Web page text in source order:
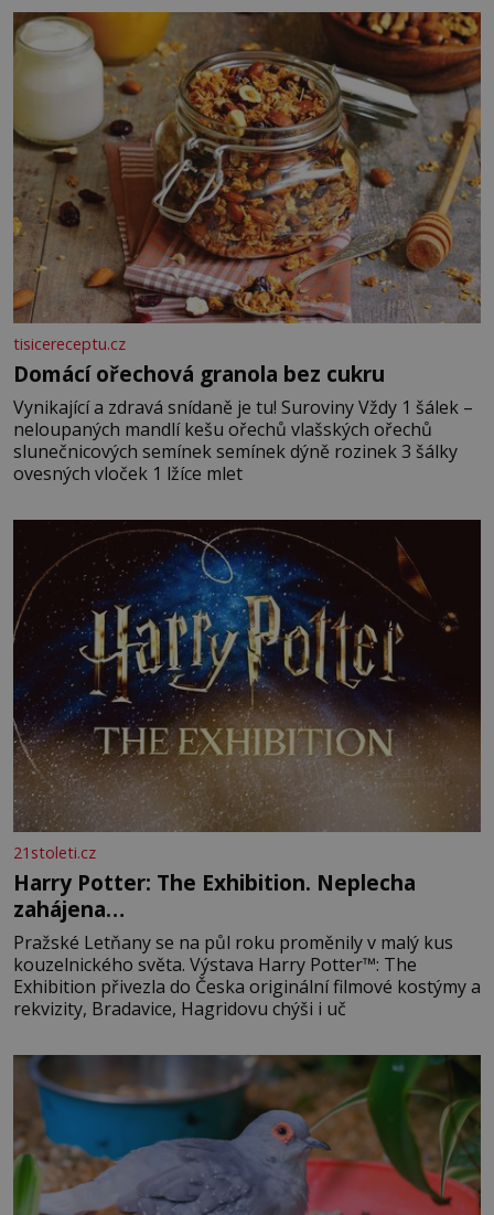
posypání Postup: Oddělte žloutky od bílků. Žloutky
vyšlehejte s cukrem do světlé pěny a postupně do nich
vmíchejte mascarpone, aby vznikl hladký
tisicereceptu.cz
Domácí ořechová granola bez cukru
Vynikající a zdravá snídaně je tu! Suroviny Vždy 1 šálek –
neloupaných mandlí kešu ořechů vlašských ořechů
slunečnicových semínek semínek dýně rozinek 3 šálky
ovesných vloček 1 lžíce mlet
21stoleti.cz
Harry Potter: The Exhibition. Neplecha
zahájena…
Pražské Letňany se na půl roku proměnily v malý kus
kouzelnického světa. Výstava Harry Potter™: The
Exhibition přivezla do Česka originální filmové kostýmy a
rekvizity, Bradavice, Hagridovu chýši i uč